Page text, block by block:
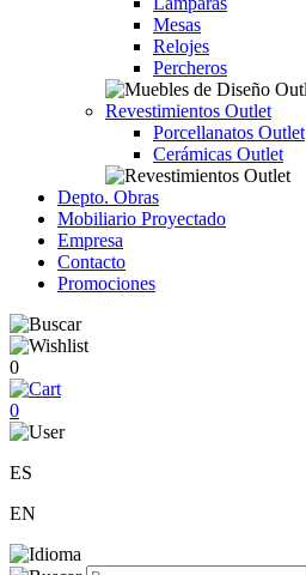
Mesas
Relojes
Percheros
Revestimientos Outlet
Porcellanatos Outlet
Cerámicas Outlet
Depto. Obras
Mobiliario Proyectado
Empresa
Contacto
Promociones
0
0
ES
EN